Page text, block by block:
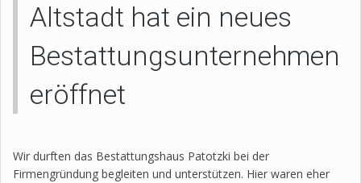
Altstadt hat ein neues
Bestattungsunternehmen
eröffnet
Wir durften das Bestattungshaus Patotzki bei der
Firmengründung begleiten und unterstützen. Hier waren eher